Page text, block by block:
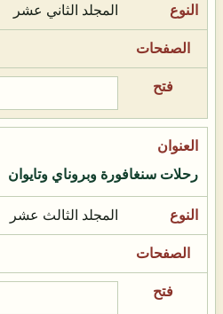
المجلد الثاني عشر
رحلات سنغافورة وبروناي وتايوان
المجلد الثالث عشر